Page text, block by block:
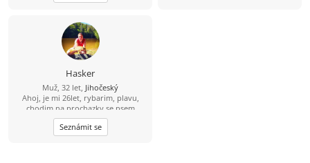
Hasker
Muž, 32 let, Jihočeský
Ahoj, je mi 26let, rybarim, plavu,
chodim na prochazky se psem
Seznámit se